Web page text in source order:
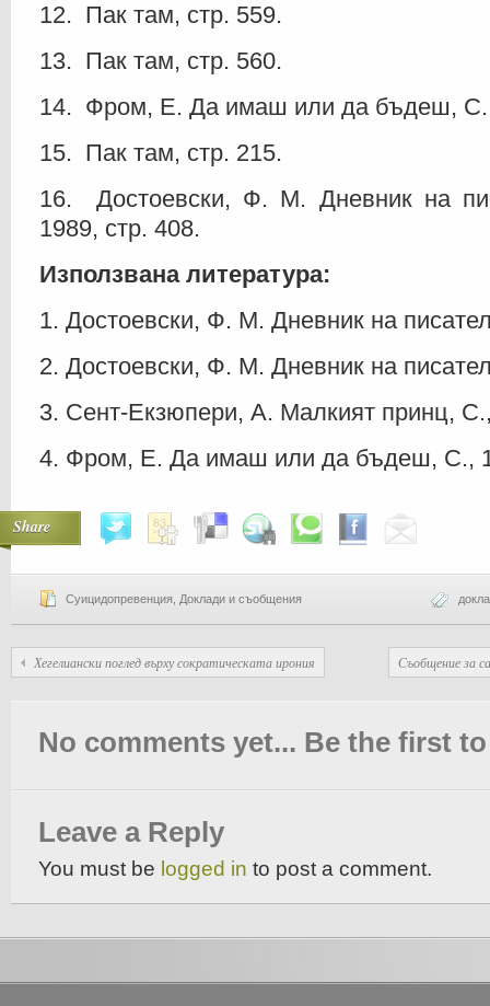
12. Пак там, стр. 559.
13. Пак там, стр. 560.
14. Фром, Е. Да имаш или да бъдеш, С.,
15. Пак там, стр. 215.
16. Достоевски, Ф. М. Дневник на
1989, стр. 408.
Използвана литература:
1. Достоевски, Ф. М. Дневник на
2. Достоевски, Ф. М. Дневник на
3. Сент-Екзюпери, А. Малкият принц,
4. Фром, Е. Да имаш или да бъдеш, С.,
Share
Суицидопревенция Доклади и съобщения
Хегелиански поглед върху сократическата ирония Съобщение за
No comments yet... Be the first
Leave a Reply
You must be logged in to post a comment.